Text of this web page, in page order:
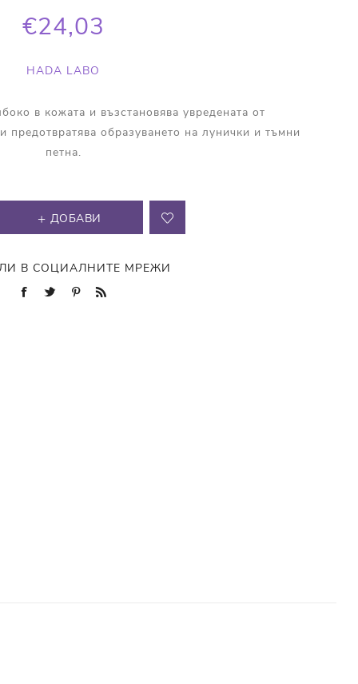
€24,03
HADA LABO
в кожата и възстановява увредената от
предотвратява образуването на лунички и тъмни
петна.
ДОБАВИ
В СОЦИАЛНИТЕ МРЕЖИ